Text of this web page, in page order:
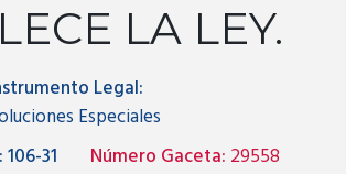
LA LEY.
Legal:
Especiales
106-31 Número Gaceta: 29558